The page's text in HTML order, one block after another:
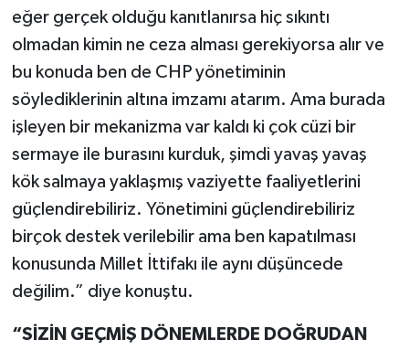
eğer gerçek olduğu kanıtlanırsa hiç sıkıntı
olmadan kimin ne ceza alması gerekiyorsa alır ve
bu konuda ben de CHP yönetiminin
söylediklerinin altına imzamı atarım. Ama burada
işleyen bir mekanizma var kaldı ki çok cüzi bir
sermaye ile burasını kurduk, şimdi yavaş yavaş
kök salmaya yaklaşmış vaziyette faaliyetlerini
güçlendirebiliriz. Yönetimini güçlendirebiliriz
birçok destek verilebilir ama ben kapatılması
konusunda Millet İttifakı ile aynı düşüncede
değilim.” diye konuştu.
“SİZİN GEÇMİŞ DÖNEMLERDE DOĞRUDAN